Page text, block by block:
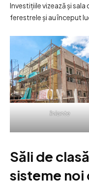
Investițiile vizează și
ferestrele și au început
îniante
Săli de
sisteme noi